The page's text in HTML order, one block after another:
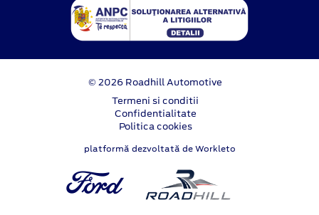
© 2026 Roadhill Automotive
Termeni si conditii
Confidentialitate
Politica cookies
platformă dezvoltată de Workleto